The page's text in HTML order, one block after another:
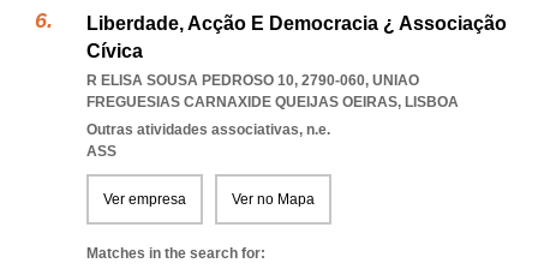
Liberdade, Acção E Democracia ¿ Associação
Cívica
R ELISA SOUSA PEDROSO 10, 2790-060, UNIAO
FREGUESIAS CARNAXIDE QUEIJAS OEIRAS, LISBOA
Outras atividades associativas, n.e.
ASS
Ver empresa Ver no Mapa
Matches in the search for: